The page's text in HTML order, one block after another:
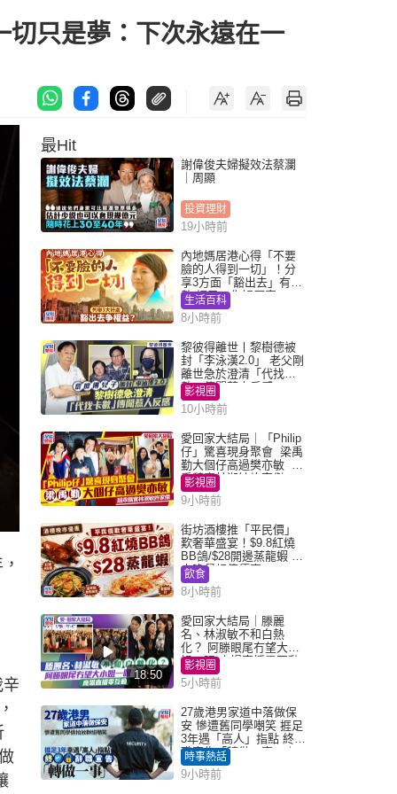
只是夢：下次永遠在一
最Hit
謝偉俊夫婦擬效法蔡瀾
｜周顯
投資理財
19小時前
內地媽居港心得「不要
臉的人得到一切」！分
享3方面「豁出去」有著
數 網民：你好厲害
生活百科
8小時前
黎彼得離世丨黎樹德被
封「李泳漢2.0」 老父剛
離世急於澄清「代找卡
數」傳聞惹人反感
影視圈
10小時前
愛回家大結局｜「Philip
仔」驚喜現身聚會 梁禹
勤大個仔高過樊亦敏 超
乖黐實林淑敏許家傑
影視圈
9小時前
街坊酒樓推「平民價」
歎奢華盛宴！$9.8紅燒
BB鴿/$28開邊蒸龍蝦 3
大晚餐超值優惠
飲食
8小時前
18:50
愛回家大結局｜滕麗
名、林淑敏不和白熱
化？ 阿滕眼尾冇望大小
姐一眼 商場直播零互動
影視圈
5小時前
27歲港男家道中落做保
安 慘遭舊同學嘲笑 捱足
3年遇「高人」指點 終辭
職宣告「轉做一事」｜
Juicy叮
時事熱話
9小時前